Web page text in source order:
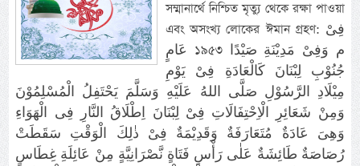
সম্মানার্থে নিশ্চিত মৃত্যু থেকে রক্ষা পাওয়া
এবং অসংখ্য লোকের ঈমান গ্রহণ: فِىْ
عَامٍ ১৯৫৩ م وَفِىْ مَدِيْنَةِ صَيْدًا
جُنُوْبِ لِبْنَانَ كَالْعَادَةِ فِىْ يَوْمِ
مِيْلَادِ الرَّسُوْلِ صَلَّى اللهُ عَلَيْهِ وَسَلَّمَ يَحْتَفِلُ الْمُسْلِمُوْنَ
وَمِنْ شَعَائِرِ الْاِحْتِفَالَاتِ فِىْ لِبْنَانَ اِطْلَاقُ النَّارِ فِى الْهَوَاءِ
وَهِىَ عَادَةٌ مُتَعَارَفَةٌ وَقَدِيْمَةٌ فِىْ ذٰلِكَ الْوَقْتِ سَقَطَتْ
رُصَاصَةٌ طَائِشَةٌ عَلٰى رَأْسِ فَتَاةٍ نَّصْرَانِيَّةٍ مِنْ عَائِلَةِ غِطَاسٍ